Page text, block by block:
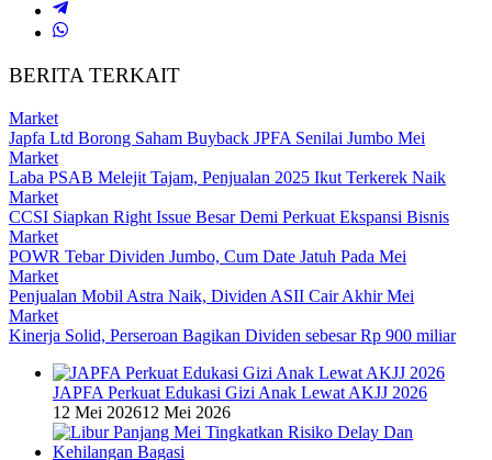
BERITA TERKAIT
Market
Japfa Ltd Borong Saham Buyback JPFA Senilai Jumbo Mei
Market
Laba PSAB Melejit Tajam, Penjualan 2025 Ikut Terkerek Naik
Market
CCSI Siapkan Right Issue Besar Demi Perkuat Ekspansi Bisnis
Market
POWR Tebar Dividen Jumbo, Cum Date Jatuh Pada Mei
Market
Penjualan Mobil Astra Naik, Dividen ASII Cair Akhir Mei
Market
Kinerja Solid, Perseroan Bagikan Dividen sebesar Rp 900 miliar
JAPFA Perkuat Edukasi Gizi Anak Lewat AKJJ 2026
12 Mei 202612 Mei 2026